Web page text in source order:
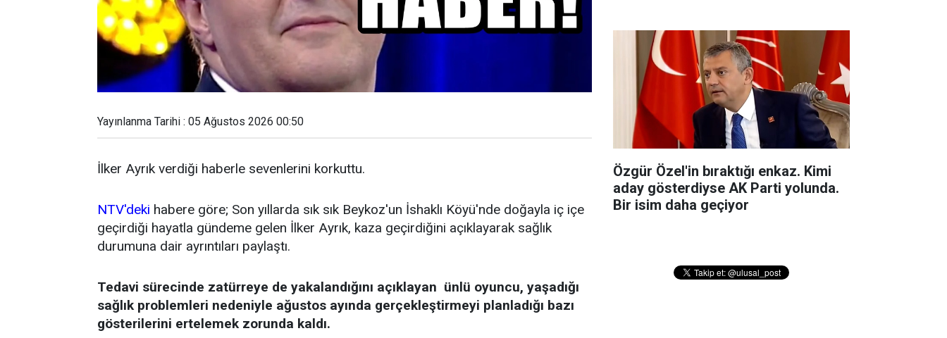
Yayınlanma Tarihi : 05 Ağustos 2026 00:50
İlker Ayrık verdiği haberle sevenlerini korkuttu.
NTV'deki habere göre; Son yıllarda sık sık Beykoz'un İshaklı Köyü'nde doğayla iç içe
geçirdiği hayatla gündeme gelen İlker Ayrık, kaza geçirdiğini açıklayarak sağlık
durumuna dair ayrıntıları paylaştı.
Tedavi sürecinde zatürreye de yakalandığını açıklayan ünlü oyuncu, yaşadığı
sağlık problemleri nedeniyle ağustos ayında gerçekleştirmeyi planladığı bazı
gösterilerini ertelemek zorunda kaldı.
Özgür Özel'in bıraktığı enkaz. Kimi
aday gösterdiyse AK Parti yolunda.
Bir isim daha geçiyor